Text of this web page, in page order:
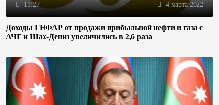
11:27 4 марта 2022
Доходы ГНФАР от продажи прибыльной нефти и газа с
АЧГ и Шах-Дениз увеличились в 2,6 раза